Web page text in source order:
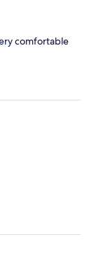
comfortable